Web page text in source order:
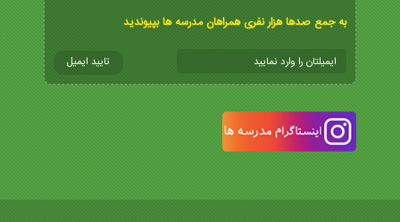
به جمع صدها هزار نفری همراهان مدرسه ها بپیوندید